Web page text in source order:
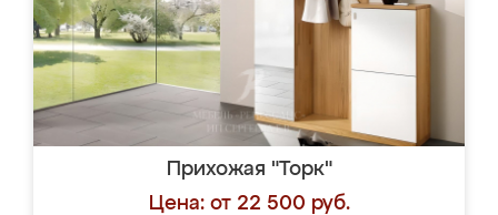
Прихожая "Торк"
Цена: от 22 500 руб.